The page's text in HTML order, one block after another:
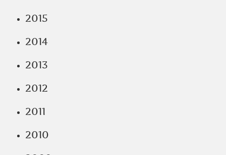
2015
2014
2013
2012
2011
2010